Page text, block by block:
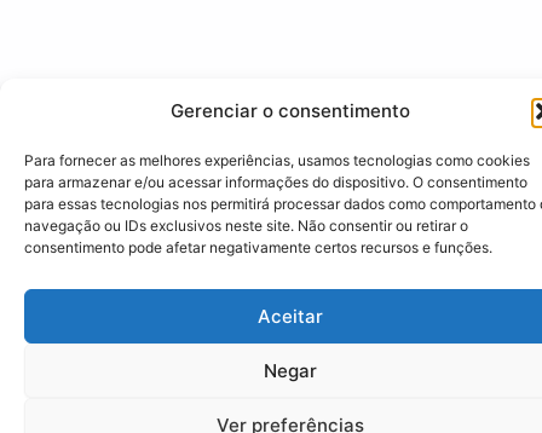
Gerenciar o consentimento
Para fornecer as melhores experiências, usamos tecnologias como cookies
para armazenar e/ou acessar informações do dispositivo. O consentimento
para essas tecnologias nos permitirá processar dados como comportamento
navegação ou IDs exclusivos neste site. Não consentir ou retirar o
consentimento pode afetar negativamente certos recursos e funções.
Aceitar
Negar
Ver preferências